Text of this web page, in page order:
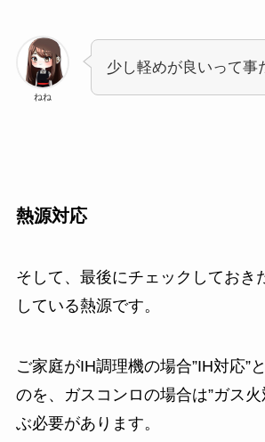
ねね
少し軽めが良いって事
熱源対応
そして、最後にチェックしておき
している熱源です。
ご家庭がIH調理機の場合”IH対応”
のを、ガスコンロの場合は”ガス火
ぶ必要があります。